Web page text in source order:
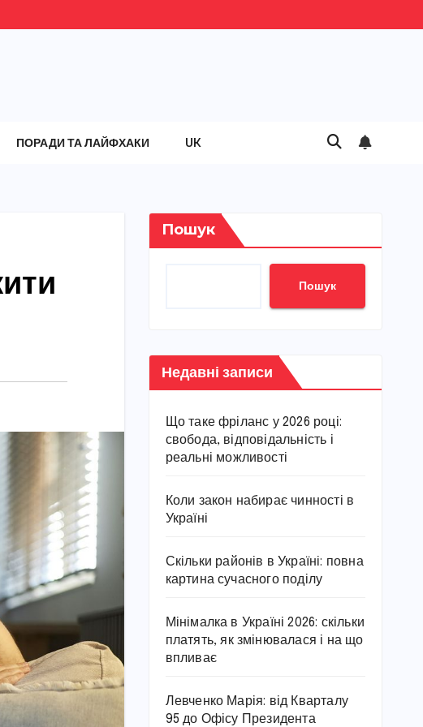
ПОРАДИ ТА ЛАЙФХАКИ UK
Пошук
Пошук
Недавні записи
Що таке фріланс у 2026 році:
свобода, відповідальність і
реальні можливості
Коли закон набирає чинності в
Україні
Скільки районів в Україні: повна
картина сучасного поділу
Мінімалка в Україні 2026: скільки
платять, як змінювалася і на що
впливає
Левченко Марія: від Кварталу
95 до Офісу Президента